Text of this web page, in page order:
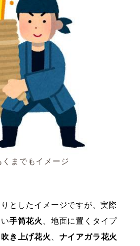
くまでもイメージ
としたイメージですが、実際
手筒花火、地面に置くタイプ
吹き上げ花火、 ナイアガラ花火